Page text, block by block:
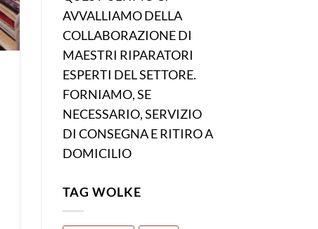
AVVALLIAMO DELLA
COLLABORAZIONE DI
MAESTRI RIPARATORI
ESPERTI DEL SETTORE.
FORNIAMO, SE
NECESSARIO, SERVIZIO
DI CONSEGNA E RITIRO A
DOMICILIO
TAG WOLKE